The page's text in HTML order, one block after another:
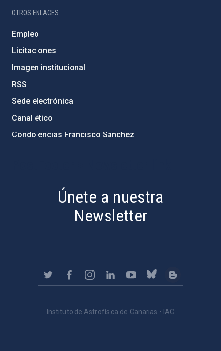
OTROS ENLACES
Empleo
Licitaciones
Imagen institucional
RSS
Sede electrónica
Canal ético
Condolencias Francisco Sánchez
Únete a nuestra
Newsletter
Instituto de Astrofísica de Canarias • IAC